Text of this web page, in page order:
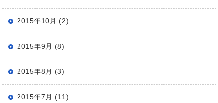
2015年10月 (2)
2015年9月 (8)
2015年8月 (3)
2015年7月 (11)